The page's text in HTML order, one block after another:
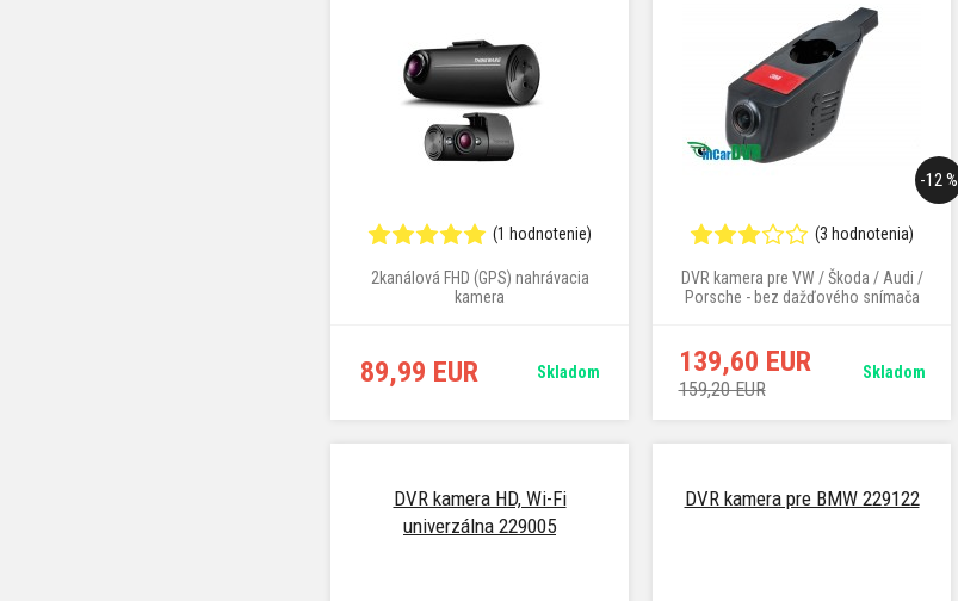
(1 hodnotenie)
2kanálová FHD (GPS) nahrávacia
kamera
89,99 EUR Skladom
-12 %
(3 hodnotenia)
DVR kamera pre VW / Škoda / Audi /
Porsche - bez dažďového snímača
139,60 EUR
159,20 EUR
Skladom
DVR kamera HD, Wi-Fi
univerzálna 229005
DVR kamera pre BMW 229122